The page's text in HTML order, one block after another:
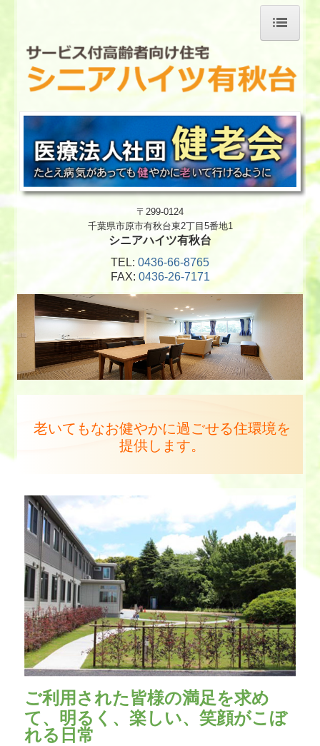
ホーム
特長
施設のご紹介
各種サービス
ご入居に関して
〒299-0124
千葉県市原市有秋台東2丁目5番地1
シニアハイツ有秋台
TEL: 0436-66-8765
FAX: 0436-26-7171
老いてもなお健やかに過ごせる住環境を
提供します。
ご利用された皆様の満足を求め
て、 明るく、楽しい、笑顔がこぼ
れる日常